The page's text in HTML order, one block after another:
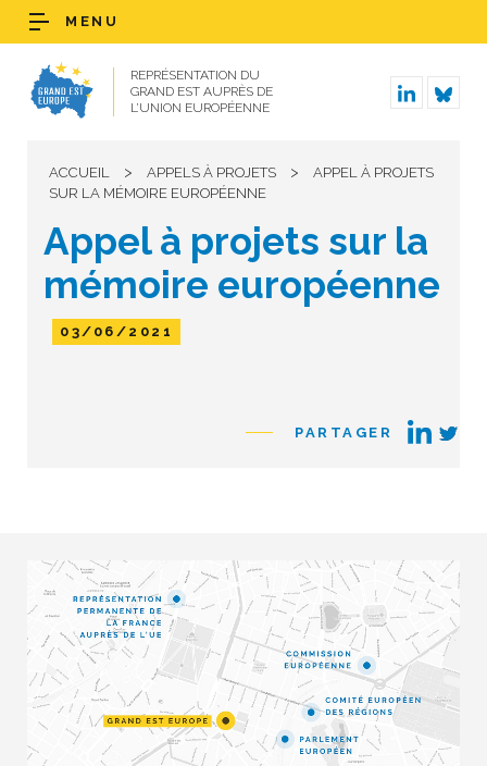
REPRÉSENTATION DU
GRAND EST AUPRÈS DE
L’UNION EUROPÉENNE
MENU
ACCUEIL > APPELS À PROJETS >
APPEL À PROJETS
SUR LA MÉMOIRE EUROPÉENNE
Appel à projets sur la
mémoire européenne
03/06/2021
PARTAGER